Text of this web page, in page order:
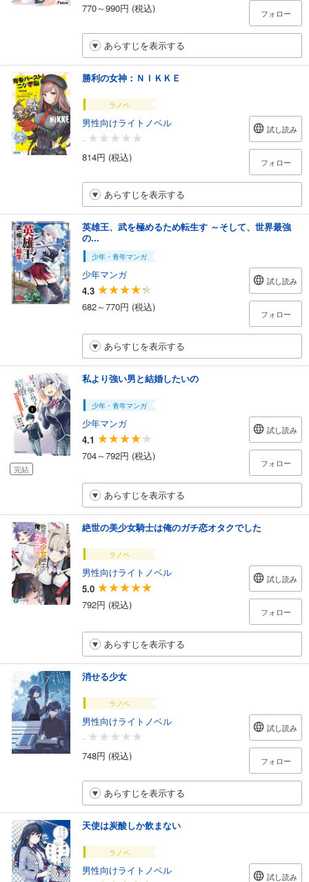
770～990円 (税込)
フォロー
あらすじを表示する
勝利の女神：ＮＩＫＫＥ
ラノベ
男性向けライトノベル
-
814円 (税込)
試し読み
フォロー
あらすじを表示する
英雄王、武を極めるため転生す ～そして、世界最強
の...
少年・青年マンガ
少年マンガ
4.3
682～770円 (税込)
試し読み
フォロー
あらすじを表示する
完結
私より強い男と結婚したいの
少年・青年マンガ
少年マンガ
4.1
704～792円 (税込)
試し読み
フォロー
あらすじを表示する
絶世の美少女騎士は俺のガチ恋オタクでした
ラノベ
男性向けライトノベル
5.0
792円 (税込)
試し読み
フォロー
あらすじを表示する
消せる少女
ラノベ
男性向けライトノベル
-
748円 (税込)
試し読み
フォロー
あらすじを表示する
天使は炭酸しか飲まない
ラノベ
男性向けライトノベル
試し読み